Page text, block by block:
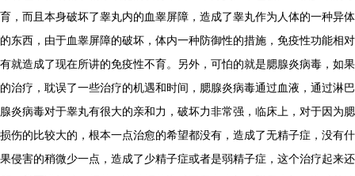
育，而且本身破坏了睾丸内的血睾屏障，造成了睾丸作为人体的一种异
的东西，由于血睾屏障的破坏，体内一种防御性的措施，免疫性功能相
有就造成了现在所讲的免疫性不育。另外，可怕的就是腮腺炎病毒，如
的治疗，耽误了一些治疗的机遇和时间，腮腺炎病毒通过血液，通过淋
腺炎病毒对于睾丸有很大的亲和力，破坏力非常强，临床上，对于因为
损伤的比较大的，根本一点治愈的希望都没有，造成了无精子症，没有
果侵害的稍微少一点，造成了少精子症或者是弱精子症，这个治疗起来